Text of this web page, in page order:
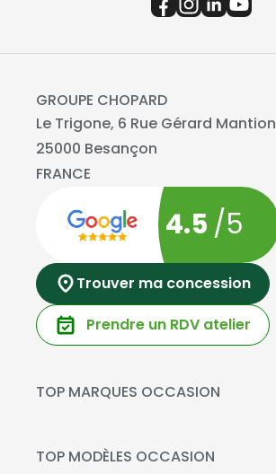
GROUPE CHOPARD
Le Trigone, 6 Rue Gérard Mantion
25000 Besançon
FRANCE
4.5 /5
Trouver ma concession
Prendre un RDV atelier
TOP MARQUES OCCASION
Mercedes-Benz
TOP MODÈLES OCCASION